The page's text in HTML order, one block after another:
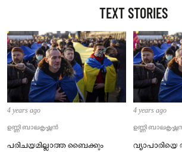
TEXT STORIES
4 years ago
ഉണ്ണി ബാലകൃഷ്ണൻ
പരിചയമില്ലാത്ത ബൈക്കും
4 years ago
ഉണ്ണി